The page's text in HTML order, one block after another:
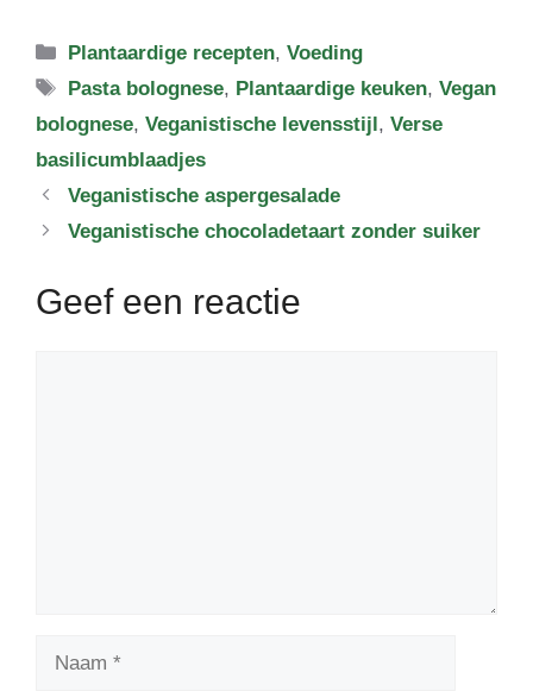
Categorieën
Plantaardige recepten,Voeding
Tags
Pasta bolognese, Plantaardige keuken,Vegan
bolognese, Veganistische levensstijl, Verse
basilicumblaadjes
Veganistische aspergesalade
Veganistische chocoladetaart zonder suiker
Geef een reactie